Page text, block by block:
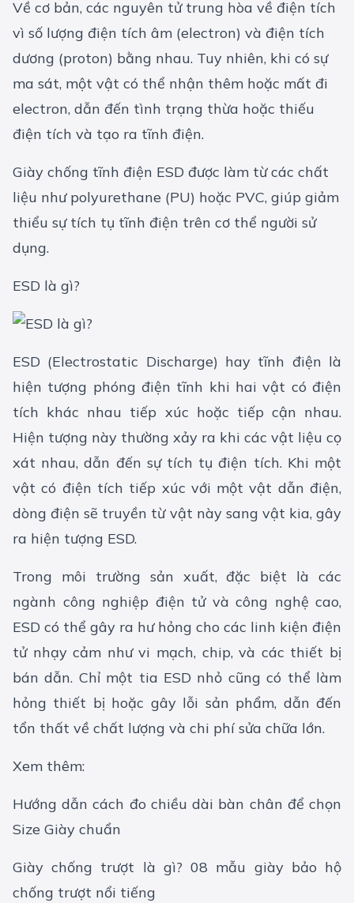
Về cơ bản, các nguyên tử trung hòa về điện tích
vì số lượng điện tích âm (electron) và điện tích
dương (proton) bằng nhau. Tuy nhiên, khi có sự
ma sát, một vật có thể nhận thêm hoặc mất đi
electron, dẫn đến tình trạng thừa hoặc thiếu
điện tích và tạo ra tĩnh điện.
Giày chống tĩnh điện ESD được làm từ các chất
liệu như polyurethane (PU) hoặc PVC, giúp giảm
thiểu sự tích tụ tĩnh điện trên cơ thể người sử
dụng.
ESD là gì?
ESD (Electrostatic Discharge) hay tĩnh điện là
hiện tượng phóng điện tĩnh khi hai vật có điện
tích khác nhau tiếp xúc hoặc tiếp cận nhau.
Hiện tượng này thường xảy ra khi các vật liệu cọ
xát nhau, dẫn đến sự tích tụ điện tích. Khi một
vật có điện tích tiếp xúc với một vật dẫn điện,
dòng điện sẽ truyền từ vật này sang vật kia, gây
ra hiện tượng ESD.
Trong môi trường sản xuất, đặc biệt là các
ngành công nghiệp điện tử và công nghệ cao,
ESD có thể gây ra hư hỏng cho các linh kiện điện
tử nhạy cảm như vi mạch, chip, và các thiết bị
bán dẫn. Chỉ một tia ESD nhỏ cũng có thể làm
hỏng thiết bị hoặc gây lỗi sản phẩm, dẫn đến
tổn thất về chất lượng và chi phí sửa chữa lớn.
Xem thêm:
Hướng dẫn cách đo chiều dài bàn chân để chọn
Size Giày chuẩn
Giày chống trượt là gì? 08 mẫu giày bảo hộ
chống trượt nổi tiếng